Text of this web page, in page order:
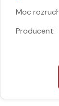
Moc
Producent: